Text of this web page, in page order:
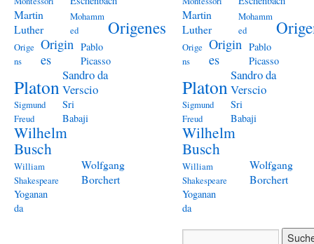
Martin
Luther
Mohamm
ed
Origenes
Orige
ns
Origin
es
Pablo
Picasso
Platon
Sandro da
Verscio
Sigmund
Freud
Sri
Babaji
Wilhelm
Busch
William
Shakespeare
Wolfgang
Borchert
Yoganan
da
Martin
Luther
Mohamm
ed
Orige
ns
Origin
es
Pablo
Picasso
Platon
Sandro da
Verscio
Sigmund
Freud
Sri
Babaji
Wilhelm
Busch
William
Shakespeare
Wolfgang
Borchert
Yoganan
da